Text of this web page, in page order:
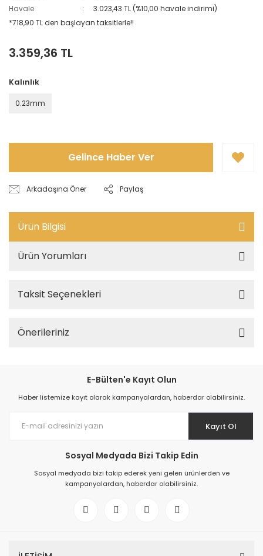
Havale
3.023,43 TL (%10,00 havale indirimi)
*718,90 TL den başlayan taksitlerle!!
3.359,36 TL
Kalınlık
0.23mm
Gelince Haber Ver
Arkadaşına Öner Paylaş
Ürün Bilgisi
Ürün Yorumları
Taksit Seçenekleri
Önerileriniz
E-Bülten'e Kayıt Olun
Haber listemize kayıt olarak kampanyalardan, haberdar olabilirsiniz.
Kayıt Ol
Sosyal Medyada Bizi Takip Edin
Sosyal medyada bizi takip ederek yeni gelen ürünlerden ve
kampanyalardan, haberdar olabilirsiniz.